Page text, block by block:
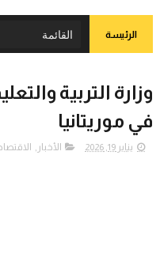
الرئيسة
وزارة التربية
في موريتانيا
يناير 19, 2026 الأخبار ,